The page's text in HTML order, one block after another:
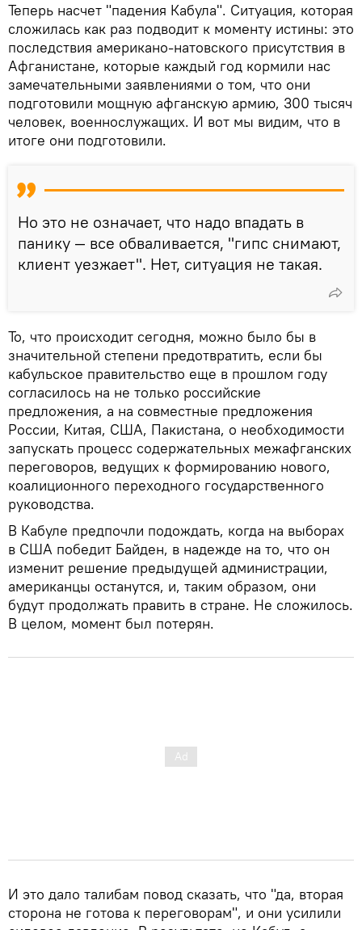
Теперь насчет "падения Кабула". Ситуация, которая
сложилась как раз подводит к моменту истины: это
последствия американо-натовского присутствия в
Афганистане, которые каждый год кормили нас
замечательными заявлениями о том, что они
подготовили мощную афганскую армию, 300 тысяч
человек, военнослужащих. И вот мы видим, что в
итоге они подготовили.
Но это не означает, что надо впадать в
панику — все обваливается, "гипс снимают,
клиент уезжает". Нет, ситуация не такая.
То, что происходит сегодня, можно было бы в
значительной степени предотвратить, если бы
кабульское правительство еще в прошлом году
согласилось на не только российские
предложения, а на совместные предложения
России, Китая, США, Пакистана, о необходимости
запускать процесс содержательных межафганских
переговоров, ведущих к формированию нового,
коалиционного переходного государственного
руководства.
В Кабуле предпочли подождать, когда на выборах
в США победит Байден, в надежде на то, что он
изменит решение предыдущей администрации,
американцы останутся, и, таким образом, они
будут продолжать править в стране. Не сложилось.
В целом, момент был потерян.
И это дало талибам повод сказать, что "да, вторая
сторона не готова к переговорам", и они усилили